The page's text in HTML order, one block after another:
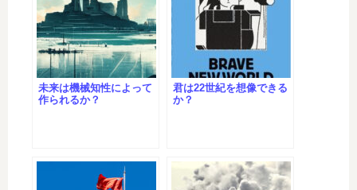
未来は機械知性によって
作られるか？
君は22世紀を想像できる
か？